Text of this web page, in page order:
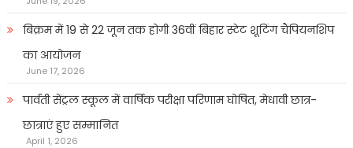
बिक्रम में 19 से 22 जून तक होगी 36वीं बिहार स्टेट शूटिंग चैंपियनशिप
का आयोजन
June 17, 2026
पार्वती सेंट्रल स्कूल में वार्षिक परीक्षा परिणाम घोषित, मेधावी छात्र-
छात्राएं हुए सम्मानित
April 1, 2026